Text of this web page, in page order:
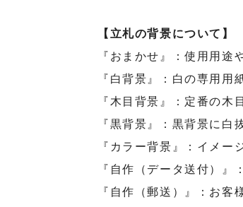
【立札の背景について】
『おまかせ』：使用用途
『白背景』：白の専用用
『木目背景』：定番の木
『黒背景』：黒背景に白
『カラー背景』：イメー
『自作（データ送付）
『自作（郵送）』：お客